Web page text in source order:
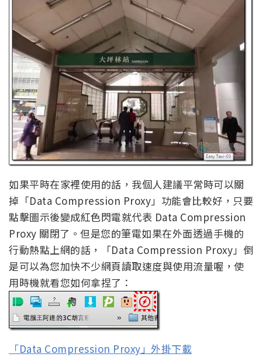
如果平時在家裡使用的話，我個人建議平常時可以關
掉「Data Compression Proxy」功能會比較好，只要
點擊圖示後變成紅色閃電就代表 Data Compression
Proxy 關閉了。但是您的筆電如果在外面透過手機的
行動熱點上網的話，「Data Compression Proxy」倒
是可以為您加快不少網頁讀取速度與使用流量喔，使
用時機就看您如何拿捏了：
「Data Compression Proxy」外掛下載